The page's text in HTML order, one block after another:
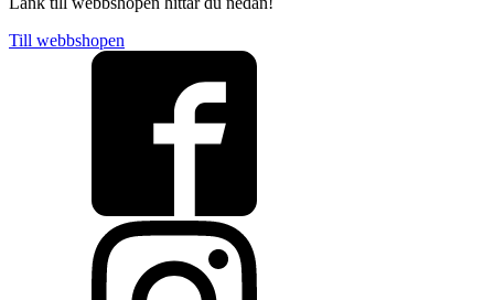
Till webbshopen